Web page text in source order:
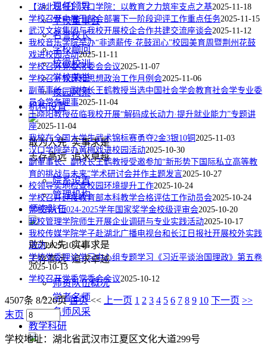
现任领导
学校董事会
名誉校长
学校顾问
校徽校训
学校荣誉
校园风景
机构设置
敢为人先 实事求是
志存高远 追求卓越
院系设置
管理机构
师资队伍
敢为人先 实事求是
志存高远 追求卓越
师资队伍概况
学者名师
名师风采
教学科研
【湖北日报】汉口学院：以教育之力筑牢支点之基2025-11-18
学校召开中层干部会部署下一阶段迎评工作重点任务2025-11-15
武汉文旅集团与我校开展校企合作共建交流座谈会2025-11-12
我校音乐学院举办“非遗薪传·花鼓润心”校园美育周暨荆州花鼓
戏进校园活动2025-11-11
学校召开党委常委会会议2025-11-07
学校召开党建和思想政治工作月例会2025-11-06
副董事长、副校长王鹤教授当选中国社会学会教育社会学专业委
员会常务理事2025-11-04
王晓阳教授莅临我校开展“解码成长动力·提升就业能力”专题讲
座2025-11-04
我校在全国大学生武术锦标赛勇夺2金3银10铜2025-11-03
汉口学院举办黄梅戏进校园活动2025-10-30
副董事长、副校长王鹤教授受邀参加“新形势下国际私立高等教
育的挑战与未来”学术研讨会并作主题发言2025-10-27
校领导实地检查校园环境提升工作2025-10-24
学校召开迎接教育部本科教学合格评估工作动员会2025-10-24
学校举行2024-2025学年国家奖学金校级评审会2025-10-20
我校管理学院师生开展企业调研与专业实践活动2025-10-17
我校传媒学院学子赴湖北广播电视台和长江日报社开展校外实践
活动2025-10-14
学校党委理论学习中心组专题学习《习近平谈治国理政》第五卷
2025-10-13
学校召开党委常委会会议2025-10-12
4507条 8/226页首页 << 上一页 1 2 3 4 5 6 7 8 9 10 下一页 >>
末页
学校地址：湖北省武汉市江夏区文化大道299号